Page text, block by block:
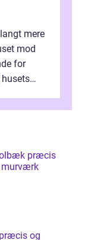
mere
mod
for
præcis
murværk
og